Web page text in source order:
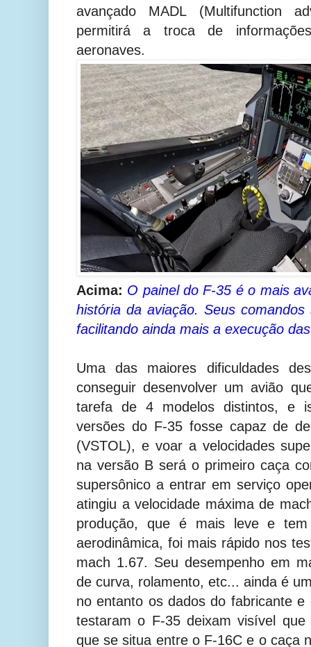
avançado MADL (Multifunction
permitirá a troca de
aeronaves.
Acima: O painel do F-35 é o mais
história da aviação. Seus
facilitando ainda mais a execução
Uma das maiores dificuldades
conseguir desenvolver um avião
tarefa de 4 modelos distintos, e
versões do F-35 fosse capaz de
(VSTOL), e voar a velocidades
na versão B será o primeiro caça
supersônico a entrar em serviço
atingiu a velocidade máxima de
produção, que é mais leve e tem
aerodinâmica, foi mais rápido nos
mach 1.67. Seu desempenho em
de curva, rolamento, etc... ainda é
no entanto os dados do fabricante
testaram o F-35 deixam visível
que se situa entre o F-16C e o caça